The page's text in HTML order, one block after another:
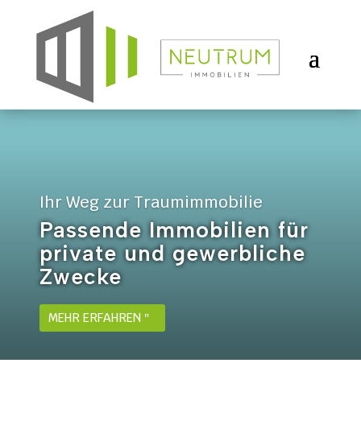
Ihr Weg zur Traumimmobilie
Passende Immobilien für
private und gewerbliche
Zwecke
MEHR ERFAHREN